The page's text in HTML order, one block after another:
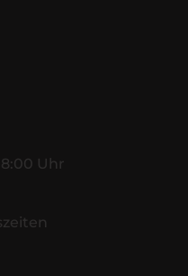
Uhr